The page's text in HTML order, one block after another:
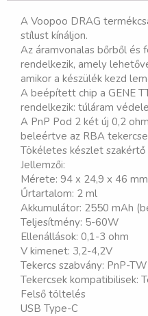
A Voopoo DRAG
stílust kínáljon.
Az áramvonalas bőrből és
rendelkezik, amely
amikor a készülék kezd
A beépített chip a GENE
rendelkezik: túláram
A PnP Pod 2 két új 0,2
beleértve az RBA
Tökéletes készlet
Jellemzői:
Mérete: 94 x 24,9 x 46 mm
Űrtartalom: 2 ml
Akkumulátor: 2550 mAh
Teljesítmény: 5-60W
Ellenállások: 0,1-3 ohm
V kimenet: 3,2-4,2V
Tekercs szabvány: PnP-
Tekercsek kompatibilisek:
Felső töltelés
USB Type-C